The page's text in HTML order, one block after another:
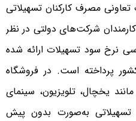
مصرف کارکنان تسهیلاتی
شرکت‌های دولتی در نظر
نرخ سود تسهیلات ارائه شده
پرداخته است. در فروشگاه
یخچال، تلویزیون، سینمای
به‌صورت بدون پیش